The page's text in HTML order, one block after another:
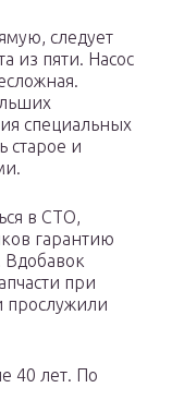
следует
из пяти. Насос
специальных
старое и
в СТО,
гарантию
Вдобавок
при
прослужили
40 лет. По